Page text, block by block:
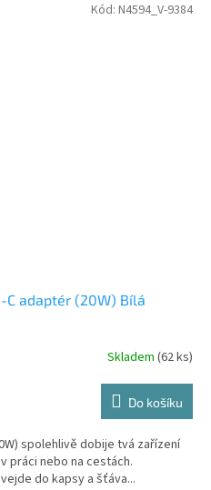
C adaptér (20W) Bílá
Skladem (62 ks)
Do košíku
spolehlivě dobije tvá zařízení
práci nebo na cestách.
do kapsy a šťáva...
Kód: N4594_V-9384